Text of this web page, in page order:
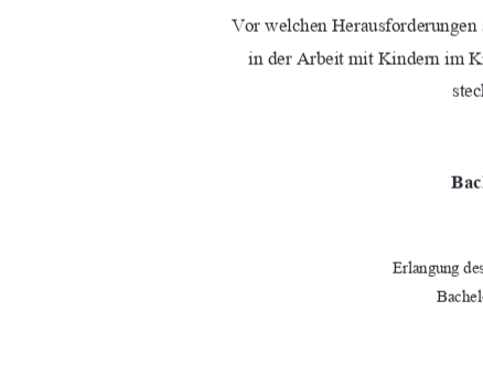
Vor welchen Herausforderungen
in der Arbeit mit Kindern im
Erlangung